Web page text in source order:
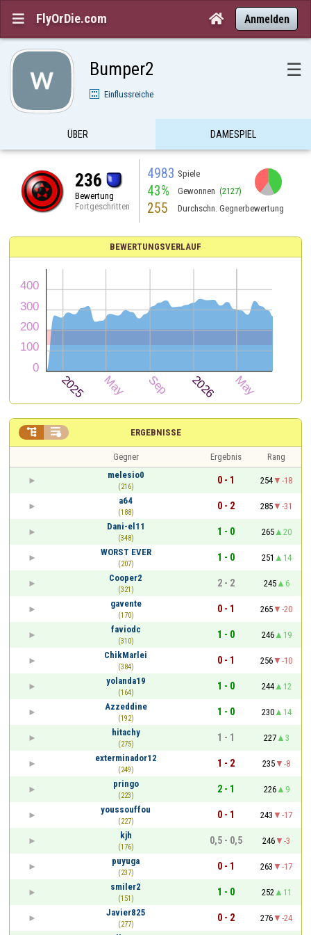
 FlyOrDie.com  Anmelden
Bumper2 ☰
Einflussreiche
ÜBER DAMESPIEL
236
Bewertung
Fortgeschritten
4983 Spiele
43% Gewonnen (2127)
255 Durchschn. Gegnerbewertung
BEWERTUNGSVERLAUF
ERGEBNISSE
 
Gegner Ergebnis
Rang
melesio0
(216)
0 - 1 254
-18
a64
(188)
0 - 2 285
-31
Dani-el11
(348)
1 - 0 265
20
WORST EVER
(207)
1 - 0 251
14
Cooper2
(321)
2 - 2 245
6
gavente
(170)
0 - 1 265
-20
faviodc
(310)
1 - 0 246
19
ChikMarlei
(384)
0 - 1 256
-10
yolanda19
(164)
1 - 0 244
12
Azzeddine
(192)
1 - 0 230
14
hitachy
(275)
1 - 1 227
3
exterminador12
(249)
1 - 2 235
-8
pringo
(223)
2 - 1 226
9
youssouffou
(227)
0 - 1 243
-17
kjh
(176)
0,5 - 0,5 246
-3
puyuga
(237)
0 - 1 263
-17
smiler2
(151)
1 - 0 252
11
Javier825
(277)
0 - 2 276
-24